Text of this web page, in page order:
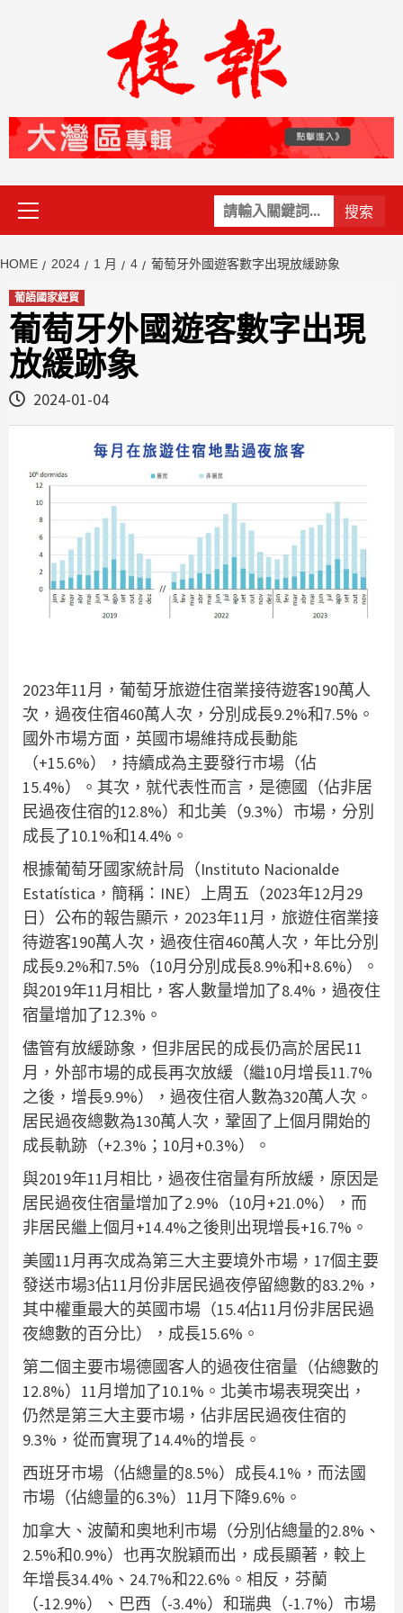
關
鍵
Primary
Menu
HOME 2024 1 月 4 葡萄牙外國遊客數字出現放緩跡象
葡語國家經貿
葡萄牙外國遊客數字出現
放緩跡象
2024-01-04
2023年11月，葡萄牙旅遊住宿業接待遊客190萬人
次，過夜住宿460萬人次，分別成長9.2%和7.5%。
國外市場方面，英國市場維持成長動能
（+15.6%），持續成為主要發行市場（佔
15.4%）。其次，就代表性而言，是德國（佔非居
民過夜住宿的12.8%）和北美（9.3%）市場，分別
成長了10.1%和14.4%。
根據葡萄牙國家統計局（Instituto Nacionalde
Estatística，簡稱：INE）上周五（2023年12月29
日）公布的報告顯示，2023年11月，旅遊住宿業接
待遊客190萬人次，過夜住宿460萬人次，年比分別
成長9.2%和7.5%（10月分別成長8.9%和+8.6%）。
與2019年11月相比，客人數量增加了8.4%，過夜住
宿量增加了12.3%。
儘管有放緩跡象，但非居民的成長仍高於居民11
月，外部市場的成長再次放緩（繼10月增長11.7%
之後，增長9.9%），過夜住宿人數為320萬人次。
居民過夜總數為130萬人次，鞏固了上個月開始的
成長軌跡（+2.3%；10月+0.3%）。
與2019年11月相比，過夜住宿量有所放緩，原因是
居民過夜住宿量增加了2.9%（10月+21.0%），而
非居民繼上個月+14.4%之後則出現增長+16.7%。
美國11月再次成為第三大主要境外市場，17個主要
發送市場3佔11月份非居民過夜停留總數的83.2%，
其中權重最大的英國市場（15.4佔11月份非居民過
夜總數的百分比），成長15.6%。
第二個主要市場德國客人的過夜住宿量（佔總數的
12.8%）11月增加了10.1%。北美市場表現突出，
仍然是第三大主要市場，佔非居民過夜住宿的
9.3%，從而實現了14.4%的增長。
西班牙市場（佔總量的8.5%）成長4.1%，而法國
市場（佔總量的6.3%）11月下降9.6%。
加拿大、波蘭和奧地利市場（分別佔總量的2.8%、
2.5%和0.9%）也再次脫穎而出，成長顯著，較上
年增長34.4%、24.7%和22.6%。相反，芬蘭
（-12.9%）、巴西（-3.4%）和瑞典（-1.7%）市場